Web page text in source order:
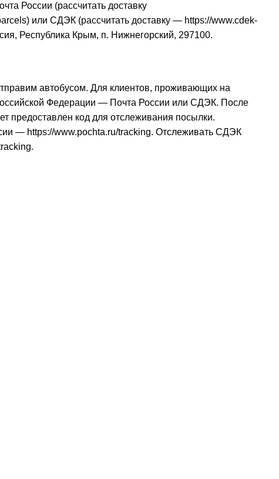
России (рассчитать доставку
) или СДЭК (рассчитать доставку — https://www.cdek-
Республика Крым, п. Нижнегорский, 297100.
автобусом. Для клиентов, проживающих на
Федерации — Почта России или СДЭК. После
предоставлен код для отслеживания посылки.
— https://www.pochta.ru/tracking. Отслеживать СДЭК
.